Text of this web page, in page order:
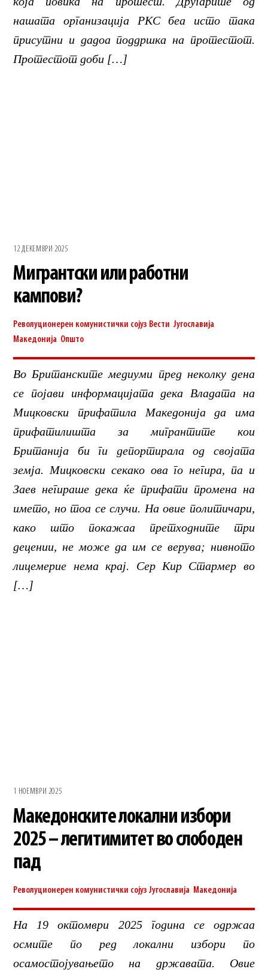
нашата организација РКС беа исто така
присутни и дадоа поддршка на протестот.
Протестот доби […]
12 ДЕКЕМВРИ 2025
Мигрантски или работни
кампови?
Револуционерен комунистички сојуз Вести ,Југославија
Македонија Општо
Во Британските медиуми пред неколку дена
се појави информацијата дека Владата на
Мицковски прифатила Македонија да има
прифатилишта за мигрантите кои
Британија би ги депортирала од својата
земја. Мицковски секако ова го негира, па и
Заев негираше дека ќе прифати промена на
името, но тоа се случи. На овие политичари,
како што покажаа претходните три
децении, не може да им се верува; нивното
лицемерие нема крај. Сер Кир Стармер во
[…]
1 НОЕМВРИ 2025
Македонските локални избори
2025 – легитимитет во слободен
пад
Револуционерен комунистички сојуз Југославија Македонија
На 19 октомври 2025 година се одржаа
осмите по ред локални избори по
осамостојувањето на државата. Овие